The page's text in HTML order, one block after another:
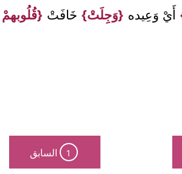
أَيْ وَعِيده {وَجِلَتْ} خَافَتْ {قُلُوبهمْ
1 السابق